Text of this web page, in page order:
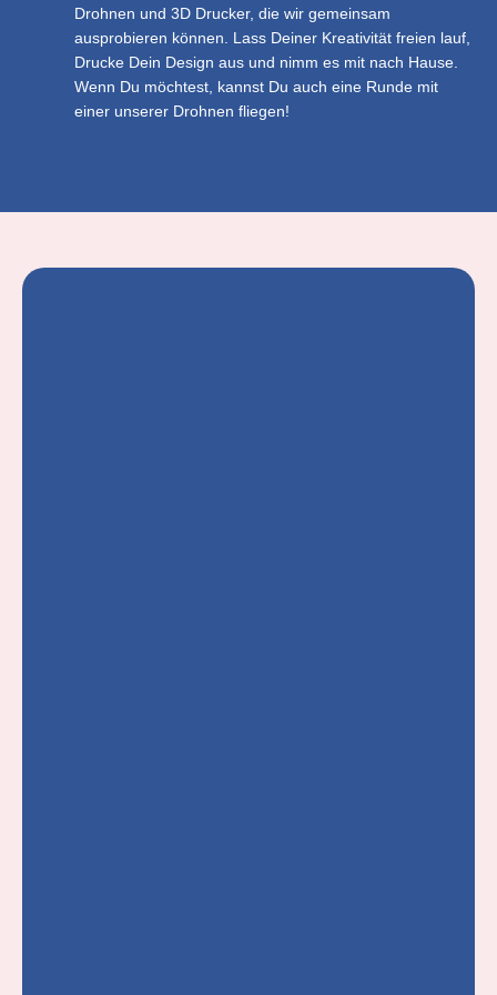
Drohnen und 3D Drucker, die wir gemeinsam
ausprobieren können. Lass Deiner Kreativität freien lauf,
Drucke Dein Design aus und nimm es mit nach Hause.
Wenn Du möchtest, kannst Du auch eine Runde mit
einer unserer Drohnen fliegen!